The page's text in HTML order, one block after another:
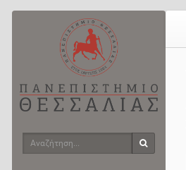
Αναζήτηση